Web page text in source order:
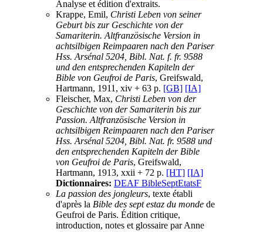
Analyse et édition d'extraits.
Krappe, Emil, Christi Leben von seiner
Geburt bis zur Geschichte von der
Samariterin. Altfranzösische Version in
achtsilbigen Reimpaaren nach den Pariser
Hss. Arsénal 5204, Bibl. Nat. f. fr. 9588
und den entsprechenden Kapiteln der
Bible von Geufroi de Paris, Greifswald,
Hartmann, 1911, xiv + 63 p. [GB] [IA]
Fleischer, Max, Christi Leben von der
Geschichte von der Samariterin bis zur
Passion. Altfranzösische Version in
achtsilbigen Reimpaaren nach den Pariser
Hss. Arsénal 5204, Bibl. Nat. fr. 9588 und
den entsprechenden Kapiteln der Bible
von Geufroi de Paris, Greifswald,
Hartmann, 1913, xxii + 72 p. [HT] [IA]
Dictionnaires: DEAF BibleSeptEtatsF
La passion des jongleurs, texte établi
d'après la Bible des sept estaz du monde de
Geufroi de Paris. Édition critique,
introduction, notes et glossaire par Anne